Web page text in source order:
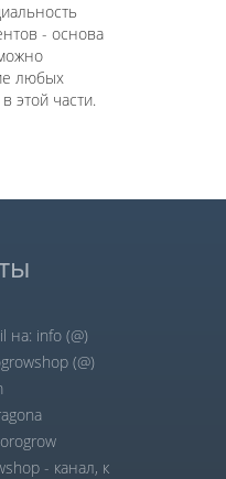
- основа
любых
этой части.
на: info (@)
(@)
- канал, к